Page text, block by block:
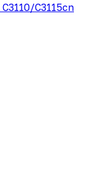
C3115cn